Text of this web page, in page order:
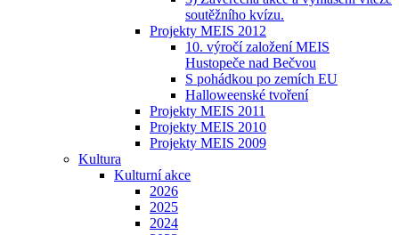
soutěžního kvízu.
Projekty MEIS 2012
10. výročí založení MEIS
Hustopeče nad Bečvou
S pohádkou po zemích EU
Halloweenské tvoření
Projekty MEIS 2011
Projekty MEIS 2010
Projekty MEIS 2009
Kultura
Kulturní akce
2026
2025
2024